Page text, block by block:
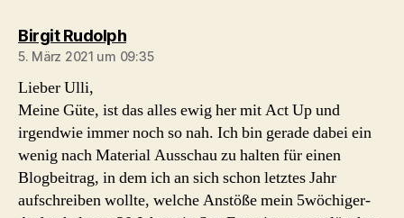
Birgit Rudolphsagt:
5. März 2021 um 09:35
Lieber Ulli,
Meine Güte, ist das alles ewig her mit Act Up und
irgendwie immer noch so nah. Ich bin gerade dabei ein
wenig nach Material Ausschau zu halten für einen
Blogbeitrag, in dem ich an sich schon letztes Jahr
aufschreiben wollte, welche Anstöße mein 5wöchiger-